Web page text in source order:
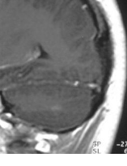
ogłosiło
badania
THC i CBD przy
agresywną postacią
trudna do
dożywa do około
GW
[…]